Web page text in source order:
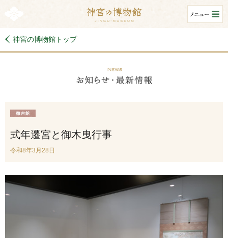
神宮の博物館トップ
式年遷宮と御木曳行事
令和8年3月28日